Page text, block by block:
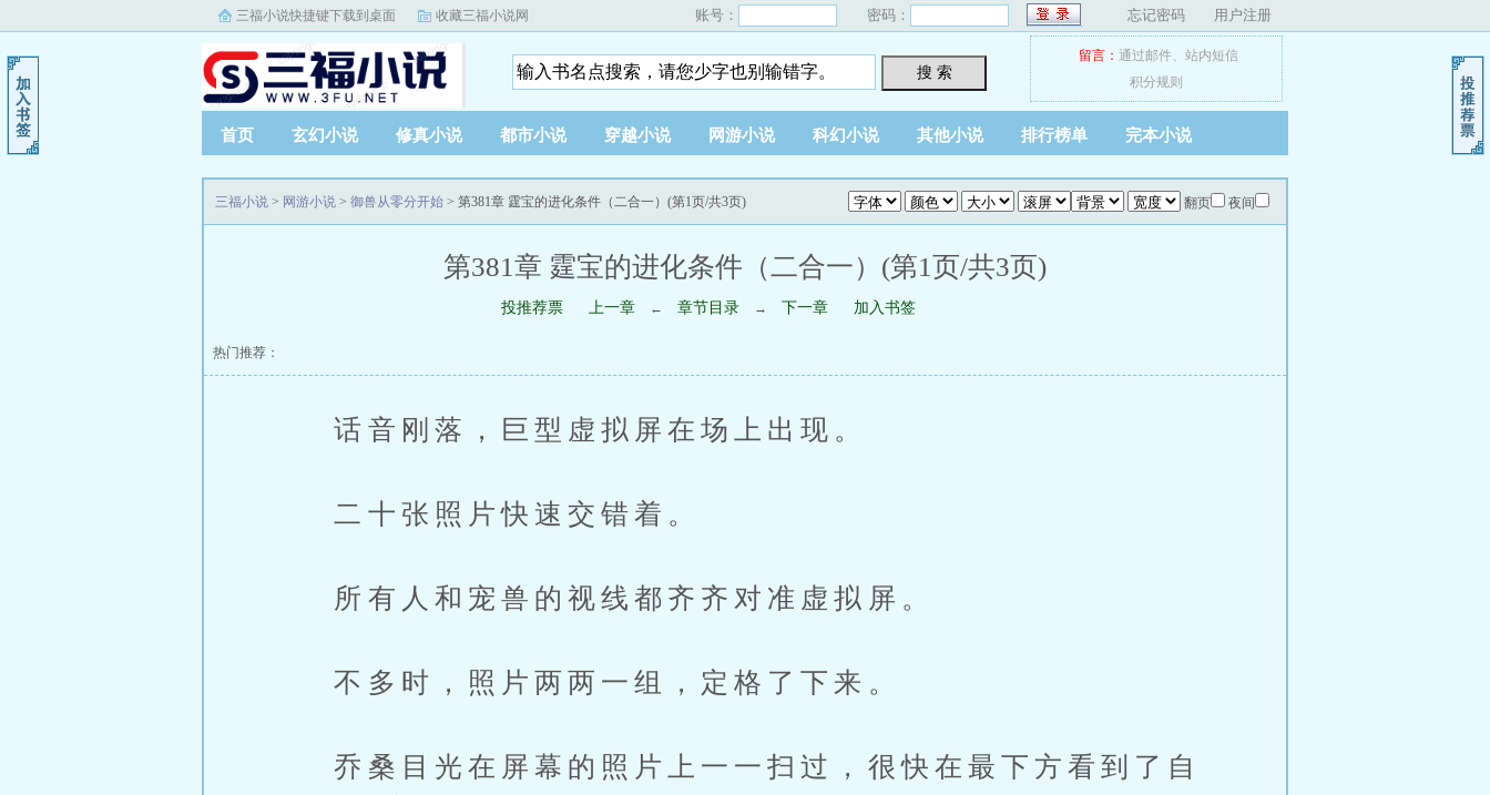
三福小说快捷键下载到桌面 收藏三福小说网 账号： 密码： 忘记密码 用户注册
搜 索
留言： 通过邮件、 站内短信
积分规则
首页 玄幻小说 修真小说 都市小说 穿越小说 网游小说 科幻小说 其他小说 排行榜单 完本小说
翻页 夜间
三福小说 > 网游小说 > 御兽从零分开始 > 第381章 霆宝的进化条件（二合一）(第1页/共3页)
第381章 霆宝的进化条件（二合一）(第1页/共3页)
投推荐票 上一章 ← 章节目录 → 下一章 加入书签
热门推荐：
话音刚落，巨型虚拟屏在场上出现。
二十张照片快速交错着。
所有人和宠兽的视线都齐齐对准虚拟屏。
不多时，照片两两一组，定格了下来。
乔桑目光在屏幕的照片上一一扫过，很快在最下方看到了自